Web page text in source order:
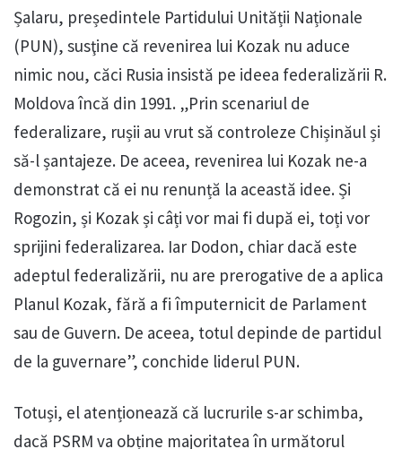
Șalaru, președintele Partidului Unității Naționale
(PUN), susţine că revenirea lui Kozak nu aduce
nimic nou, căci Rusia insistă pe ideea federalizării R.
Moldova încă din 1991. „Prin scenariul de
federalizare, rușii au vrut să controleze Chișinăul și
să-l șantajeze. De aceea, revenirea lui Kozak ne-a
demonstrat că ei nu renunță la această idee. Și
Rogozin, și Kozak și câți vor mai fi după ei, toți vor
sprijini federalizarea. Iar Dodon, chiar dacă este
adeptul federalizării, nu are prerogative de a aplica
Planul Kozak, fără a fi împuternicit de Parlament
sau de Guvern. De aceea, totul depinde de partidul
de la guvernare”, conchide liderul PUN.
Totuși, el atenționează că lucrurile s-ar schimba,
dacă PSRM va obține majoritatea în următorul